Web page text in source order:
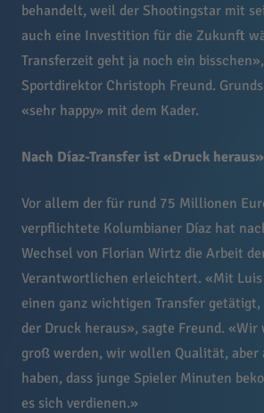
behandelt, weil der Shootingstar mit
auch eine Investition für die Zukunft
Transferzeit geht ja noch ein
Sportdirektor Christoph Freund.
«sehr happy» mit dem Kader.
Nach Díaz-Transfer ist «Druck heraus»
Vor allem der für rund 75 Millionen
verpflichtete Kolumbianer Díaz hat
Wechsel von Florian Wirtz die Arbeit
Verantwortlichen erleichtert. «Mit Luis
einen ganz wichtigen Transfer getätigt,
der Druck heraus», sagte Freund.
groß werden, wir wollen Qualität, aber
haben, dass junge Spieler Minuten
es sich verdienen.»